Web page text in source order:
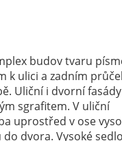
budov tvaru
k ulici a zadním
Uliční i dvorní fasády
sgrafitem. V uliční
uprostřed v ose
dvora. Vysoké